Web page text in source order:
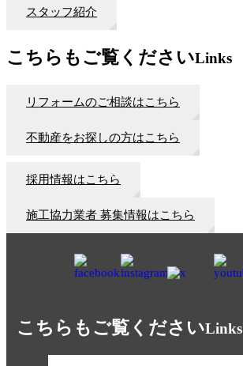
スタッフ紹介
こちらもご覧くださいLinks
リフォームのご相談はこちら
不動産をお探しの方はこちら
採用情報はこちら
施工協力業者 募集情報はこちら
こちらもご覧くださいLinks